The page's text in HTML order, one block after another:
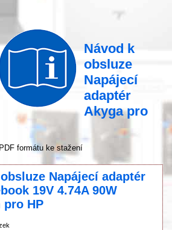
Návod k
obsluze
Napájecí
adaptér
Akyga pro
formátu ke stažení
Napájecí adaptér
19V 4.74A 90W
pro HP